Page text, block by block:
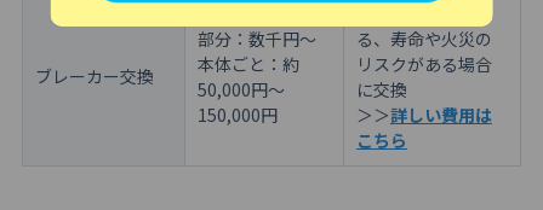
ブレーカー交換
部分：数千円〜
本体ごと：約
50,000円〜
150,000円
ブレーカーが落ち
る、寿命や火災の
リスクがある場合
に交換
＞＞詳しい費用は
こちら